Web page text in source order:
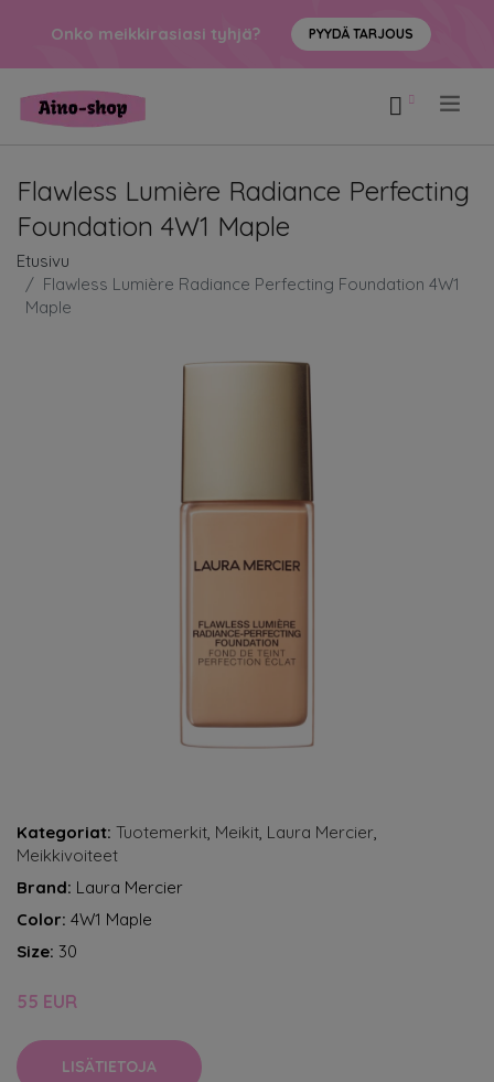
Onko meikkirasiasi tyhjä? PYYDÄ TARJOUS
Flawless Lumière Radiance Perfecting
Foundation 4W1 Maple
Etusivu
Flawless Lumière Radiance Perfecting Foundation 4W1
Maple
Kategoriat: Tuotemerkit, Meikit, Laura Mercier,
Meikkivoiteet
Brand: Laura Mercier
Color: 4W1 Maple
Size: 30
55 EUR
LISÄTIETOJA